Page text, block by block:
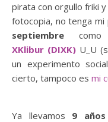
pirata con orgullo friki
fotocopia, no tenga mi
septiembre
XKlibur (DIXK) U_U
un experimento
cierto, tampoco es mi
Ya llevamos 9 años